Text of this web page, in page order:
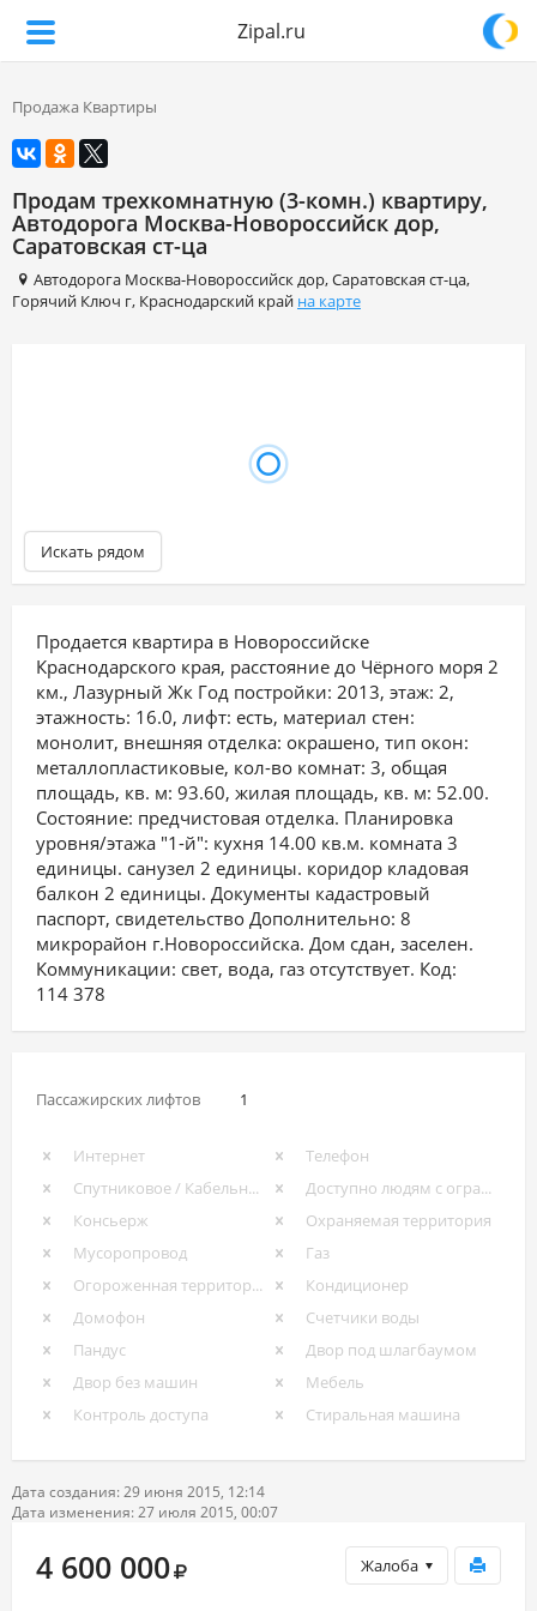
Zipal.ru
Продажа Квартиры
Продам трехкомнатную (3-комн.) квартиру,
Автодорога Москва-Новороссийск дор,
Саратовская ст-ца
Автодорога Москва-Новороссийск дор,Саратовская ст-ца,
Горячий Ключ г, Краснодарский край на карте
Искать рядом
Продается квартира в Новороссийске
Краснодарского края, расстояние до Чёрного моря 2
км., Лазурный Жк Год постройки: 2013, этаж: 2,
этажность: 16.0, лифт: есть, материал стен:
монолит, внешняя отделка: окрашено, тип окон:
металлопластиковые, кол-во комнат: 3, общая
площадь, кв. м: 93.60, жилая площадь, кв. м: 52.00.
Состояние: предчистовая отделка. Планировка
уровня/этажа "1-й": кухня 14.00 кв.м. комната 3
единицы. санузел 2 единицы. коридор кладовая
балкон 2 единицы. Документы кадастровый
паспорт, свидетельство Дополнительно: 8
микрорайон г.Новороссийска. Дом сдан, заселен.
Коммуникации: свет, вода, газ отсутствует. Код:
114 378
Пассажирских лифтов 1
Интернет
Телефон
Спутниковое / Кабельное ТВ
Доступно людям с ограниченными возможностями
Консьерж
Охраняемая территория
Мусоропровод
Газ
Огороженная территория
Кондиционер
Домофон
Счетчики воды
Пандус
Двор под шлагбаумом
Двор без машин
Мебель
Контроль доступа
Стиральная машина
Дата создания: 29 июня 2015, 12:14
Дата изменения: 27 июля 2015, 00:07
Жалоба
4 600 000